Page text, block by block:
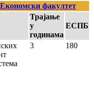
факултет
Трајање
у
годинама
ЕСПБ
3 180